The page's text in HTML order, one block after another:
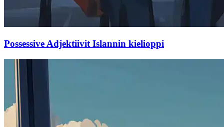
Possessive Adjektiivit Islannin kielioppi